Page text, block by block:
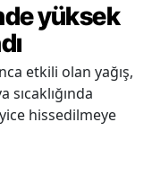
yüksek
etkili olan yağış,
hissedilmeye